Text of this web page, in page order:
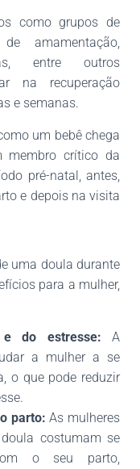
como grupos de
amamentação,
entre outros
na recuperação
e semanas.
um bebê chega
membro crítico da
pré-natal, antes,
e depois na visita
uma doula durante
para a mulher,
e do estresse:
A
a mulher a se
o que pode reduzir
parto: As mulheres
costumam se
o seu parto,